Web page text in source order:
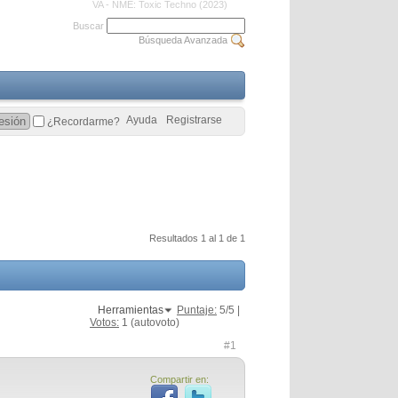
VA - NME: Toxic Techno (2023)
Resultados 1 al 1 de 1
Herramientas Puntaje: 5/5 |
Votos: 1 (autovoto)
#1
Compartir en:
Buscar
Búsqueda Avanzada
Registrarse
Ayuda
¿Recordarme?